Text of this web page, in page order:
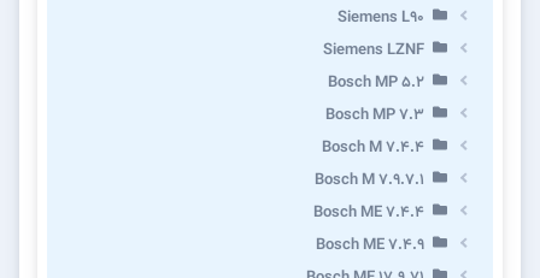
Siemens L90
Siemens LZNF
Bosch MP 5.2
Bosch MP 7.3
Bosch M 7.4.4
Bosch M 7.9.7.1
Bosch ME 7.4.4
Bosch ME 7.4.9